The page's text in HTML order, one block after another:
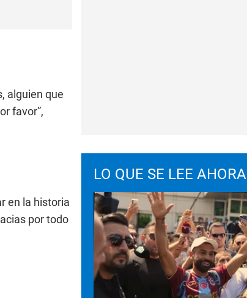
alguien que
favor”,
en la historia
por todo
LO QUE SE LEE AHORA